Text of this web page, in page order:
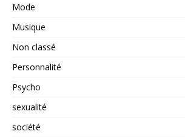
Mode
Musique
Non classé
Personnalité
Psycho
sexualité
société